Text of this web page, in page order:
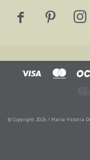
  
© Copyright 2026 / María Victoria